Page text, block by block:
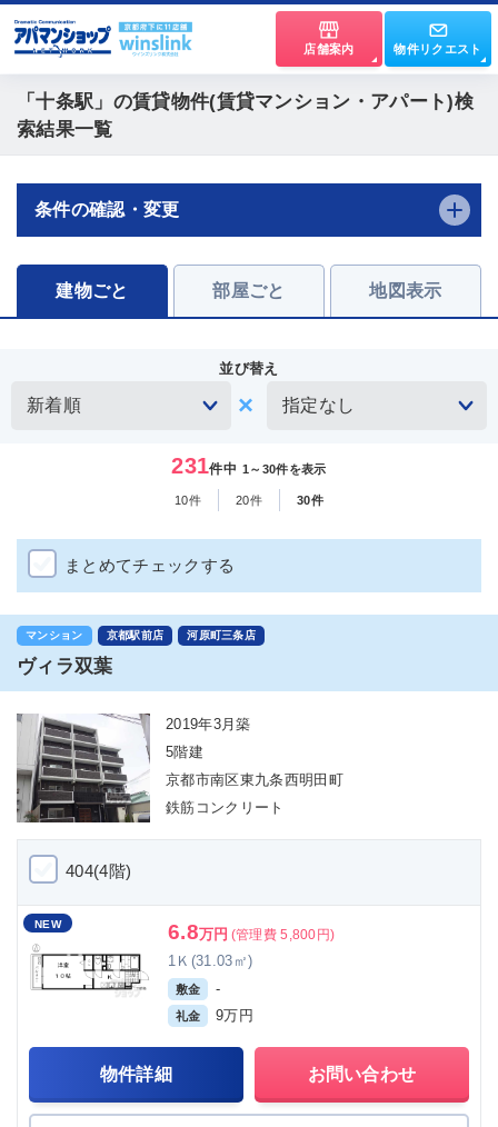
店舗案内 物件リクエスト
「十条駅」 の賃貸物件(賃貸マンション・アパート)検
索結果一覧
条件の確認・変更
建物ごと 部屋ごと 地図表示
並び替え
231件中 1～30件を表示
10件 20件 30件
まとめてチェックする
マンション 京都駅前店 河原町三条店
ヴィラ双葉
2019年3月築
5階建
京都市南区東九条西明田町
鉄筋コンクリート
404(4階)
NEW 6.8万円 (管理費 5,800円)
1Ｋ(31.03㎡)
敷金 -
礼金 9万円
物件詳細 お問い合わせ